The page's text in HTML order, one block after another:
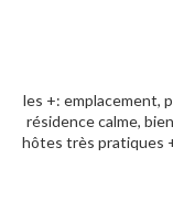
les +: emplacement,
résidence calme,
hôtes très pratiques